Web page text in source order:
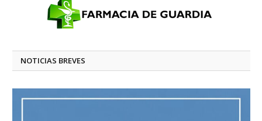
NOTICIAS BREVES